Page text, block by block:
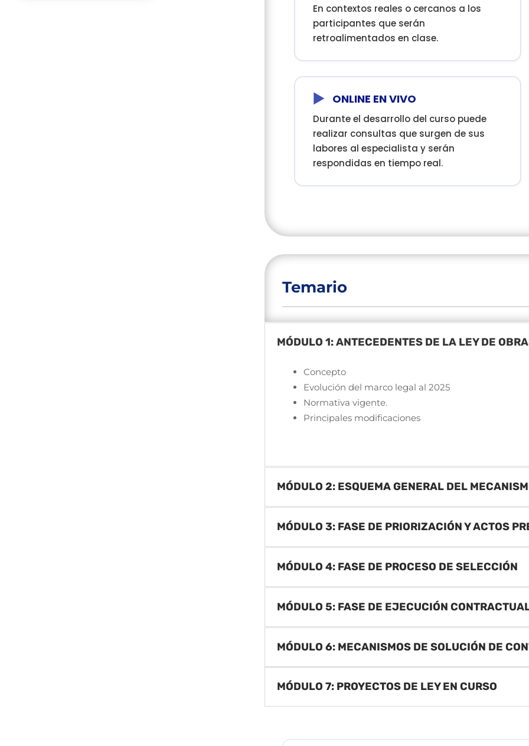
En contextos reales o cercanos a los
participantes que serán
retroalimentados en clase.
▶️ ONLINE EN VIVO
Durante el desarrollo del curso puede
realizar consultas que surgen de sus
labores al especialista y serán
respondidas en tiempo real.
Temario
MÓDULO 1: ANTECEDENTES DE LA LEY DE
Concepto
Evolución del marco legal al 2025
Normativa vigente.
Principales modificaciones
MÓDULO 2: ESQUEMA GENERAL DEL
MÓDULO 3: FASE DE PRIORIZACIÓN Y ACTOS
MÓDULO 4: FASE DE PROCESO DE SELECCIÓN
MÓDULO 5: FASE DE EJECUCIÓN
MÓDULO 6: MECANISMOS DE SOLUCIÓN DE
MÓDULO 7: PROYECTOS DE LEY EN CURSO